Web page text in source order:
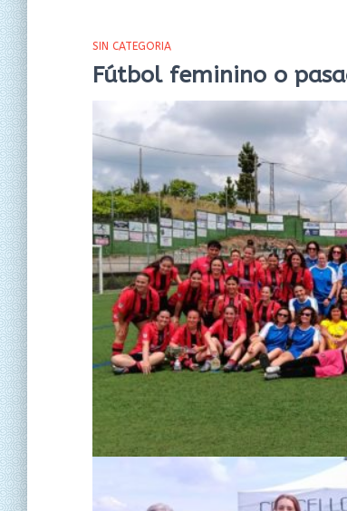
SIN CATEGORIA
Fútbol feminino o